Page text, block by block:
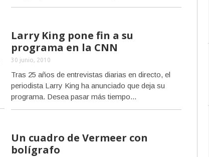
Larry King pone fin a su
programa en la CNN
30 junio, 2010
Tras 25 años de entrevistas diarias en directo, el
periodista Larry King ha anunciado que deja su
programa. Desea pasar más tiempo...
Un cuadro de Vermeer con
bolígrafo